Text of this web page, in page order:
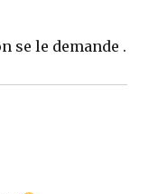
se le demande .